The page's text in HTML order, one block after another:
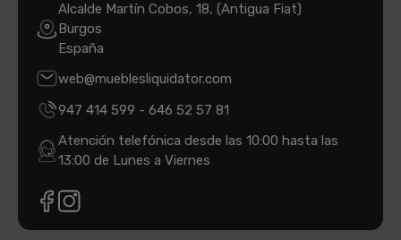
Alcalde Martín Cobos, 18, (Antigua Fiat)
Burgos
España
web@mueblesliquidator.com
947 414 599 - 646 52 57 81
Atención telefónica desde las 10:00 hasta las
13:00 de Lunes a Viernes